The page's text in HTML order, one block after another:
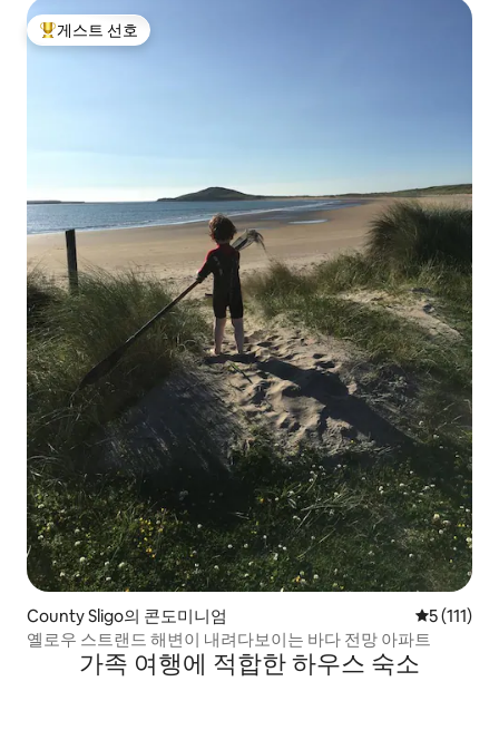
상위 게스트 선호
게스트 선호
County Sligo의 콘도미니엄 평점 5점(5
5 (111)
옐로우 스트랜드 해변이 내려다보이는 바다 전망 아파트
가족 여행에 적합한 하우스 숙소